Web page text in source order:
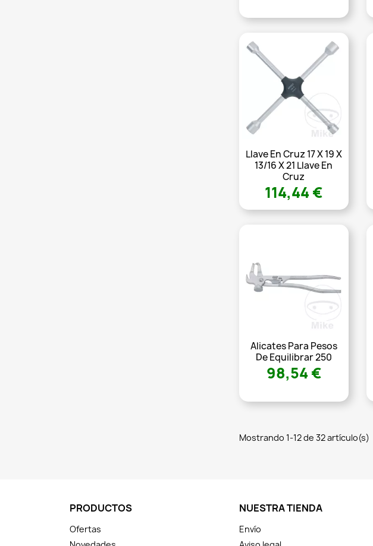
Llave En Cruz 17 X 19 X
13/16 X 21 Llave En
Cruz
114,44 €
Alicates Para Pesos
De Equilibrar 250
98,54 €
Mostrando 1-12 de 32 artículo(s)
PRODUCTOS
Ofertas
NUESTRA TIENDA
Envío